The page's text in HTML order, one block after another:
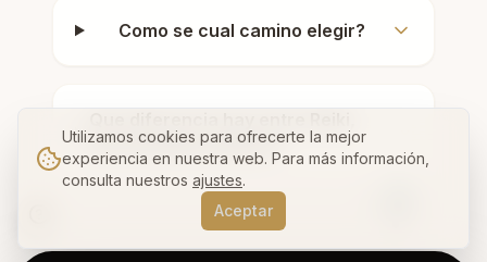
Como se cual camino elegir?
psicoterapia y planes?
Utilizamos cookies para ofrecerte la mejor
experiencia en nuestra web. Para más información,
consulta nuestros ajustes.
Aceptar